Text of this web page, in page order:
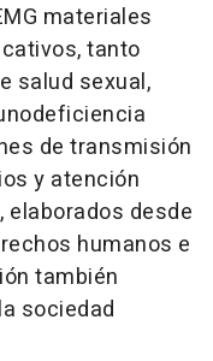
materiales
tanto
salud sexual,
de transmisión
y atención
elaborados desde
humanos e
también
sociedad